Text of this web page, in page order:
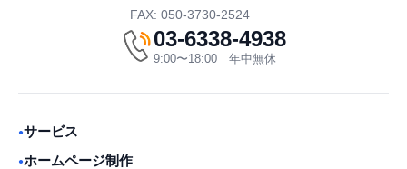
FAX: 050-3730-2524
03-6338-4938
9:00〜18:00 年中無休
●サービス
●ホームページ制作